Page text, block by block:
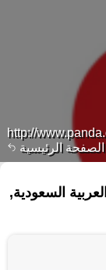
الصفحة الرئيسية
http://
السعودية,